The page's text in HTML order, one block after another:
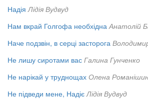
Надія Лідія Вудвуд
Нам вкрай Голгофа необхідна Анатолій
Наче подзвін, в серці засторога
Не лишу сиротами вас Галина Гунченко
Не нарікай у труднощах Олена
Не підведи мене, Надіє Лідія Вудвуд